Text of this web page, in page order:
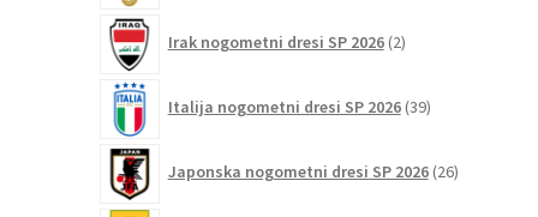
Irak nogometni dresi SP 2026 2izdelka
Italija nogometni dresi SP 2026 39izdelkov
Japonska nogometni dresi SP 2026 26izdelkov